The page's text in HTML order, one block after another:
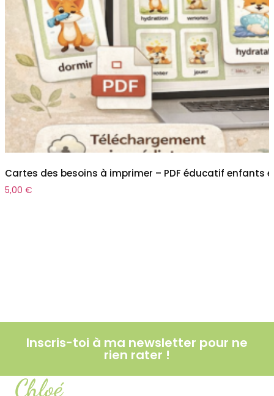
Cartes des besoins à imprimer – PDF éducatif enfants
5,00 €
Inscris-toi à ma newsletter pour ne
rien rater !
Chloé